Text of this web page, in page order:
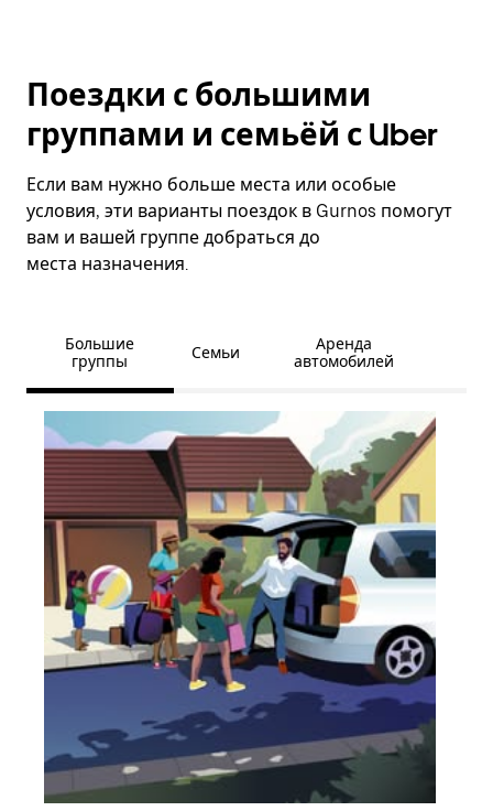
Поездки с большими
группами и семьёй с Uber
Если вам нужно больше места или особые
условия, эти варианты поездок в Gurnos помогут
вам и вашей группе добраться до
места назначения.
Большие
группы
Семьи
Аренда
автомобилей